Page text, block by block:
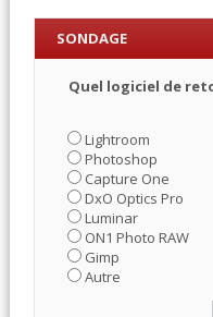
SONDAGE
Quel logiciel de
Lightroom
Photoshop
Capture One
DxO Optics Pro
Luminar
ON1 Photo RAW
Gimp
Autre